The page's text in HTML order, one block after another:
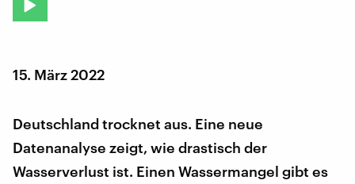
15. März 2022
Deutschland trocknet aus. Eine neue
Datenanalyse zeigt, wie drastisch der
Wasserverlust ist. Einen Wassermangel gibt es